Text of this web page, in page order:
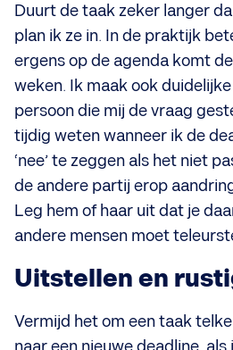
Duurt de taak zeker langer
plan ik ze in. In de praktijk
ergens op de agenda komt
weken. Ik maak ook
persoon die mij de vraag
tijdig weten wanneer ik de
‘nee’ te zeggen als het niet
de andere partij erop
Leg hem of haar uit dat je
andere mensen moet
Uitstellen en
Vermijd het om een taak